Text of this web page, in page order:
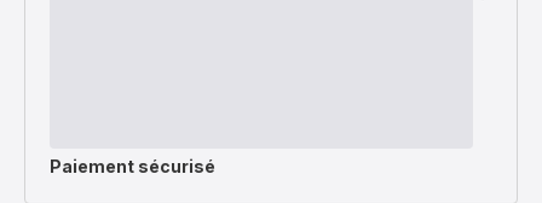
Paiement sécurisé